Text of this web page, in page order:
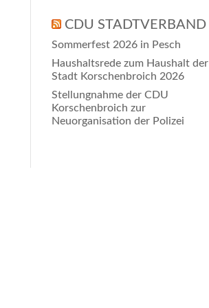
CDU STADTVERBAND
Sommerfest 2026 in Pesch
Haushaltsrede zum Haushalt der
Stadt Korschenbroich 2026
Stellungnahme der CDU
Korschenbroich zur
Neuorganisation der Polizei